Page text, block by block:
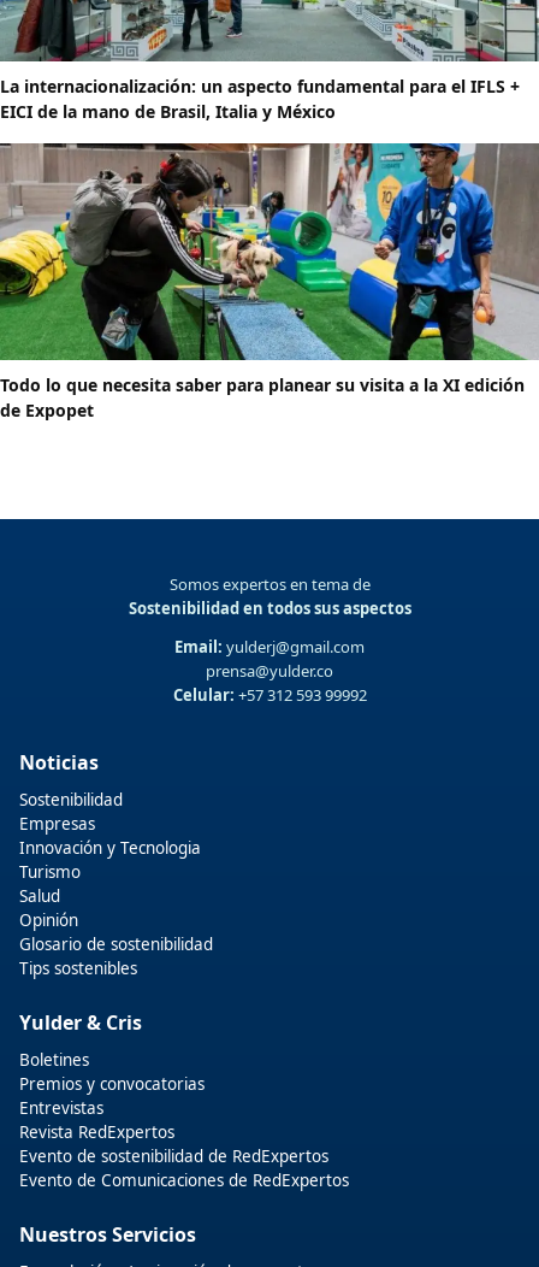
La internacionalización: un aspecto fundamental para el IFLS +
EICI de la mano de Brasil, Italia y México
Todo lo que necesita saber para planear su visita a la XI edición
de Expopet
Somos expertos en tema de
Sostenibilidad en todos sus aspectos
Email: yulderj@gmail.com
prensa@yulder.co
Celular: +57 312 593 99992
Noticias
Sostenibilidad
Empresas
Innovación y Tecnologia
Turismo
Salud
Opinión
Glosario de sostenibilidad
Tips sostenibles
Yulder & Cris
Boletines
Premios y convocatorias
Entrevistas
Revista RedExpertos
Evento de sostenibilidad de RedExpertos
Evento de Comunicaciones de RedExpertos
Nuestros Servicios